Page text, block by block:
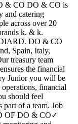
& CO DO & CO is
and catering
across over 20
k. & k.
DO & CO
Spain, Italy,
treasury team
the financial
Junior you will be
financial
should feel
of a team. Job
OF DO & CO✓